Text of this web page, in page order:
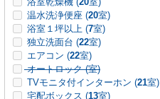
温水洗浄便座 (20室)
浴室１坪以上 (7室)
独立洗面台 (22室)
エアコン (22室)
オートロック (室)
TVモニタ付インターホン (21室)
宅配ボックス (13室)